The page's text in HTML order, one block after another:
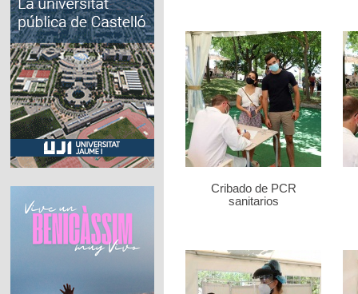
Cribado de PCR
sanitarios